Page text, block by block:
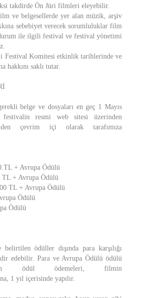
takdirde Ön Jüri filmleri eleyebilir.
ve belgesellerde yer alan müzik, arşiv
sebebiyet verecek sorumluluklar film
ile ilgili festival ve festival yönetimi
Festival Komitesi etkinlik tarihlerinde ve
hakkını saklı tutar.
belge ve dosyaları en geç 1 Mayıs
resmi web sitesi üzerinden
çevrim içi olarak tarafımıza
+ Avrupa Ödülü
+ Avrupa Ödülü
TL + Avrupa Ödülü
Ödülü
Ödülü
ödüller dışında para karşılığı
edebilir. Para ve Avrupa Ödülü ödülü
ödül ödemeleri, filmin
1 yıl içerisinde yapılır.